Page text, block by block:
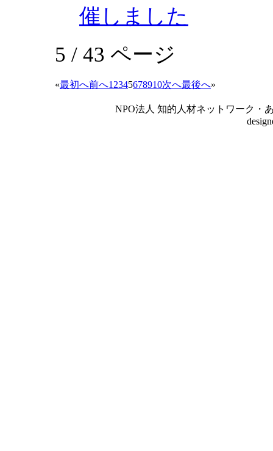
催しました
5 / 43 ページ
«最初へ前へ1 2345678910次へ最後へ»
NPO法人 知的人材ネットワーク・